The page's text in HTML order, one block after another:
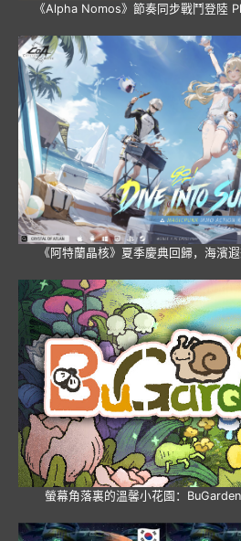
《Alpha Nomos》節奏同步戰鬥登陸
《阿特蘭晶核》夏季慶典回歸，海濱
螢幕角落裏的溫馨小花園：